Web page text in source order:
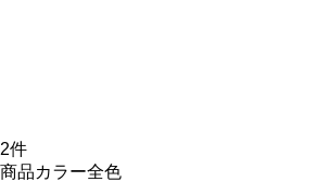
2件
商品カラー全色